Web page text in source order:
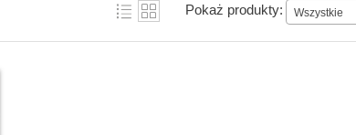
Pokaż produkty: Wszystkie